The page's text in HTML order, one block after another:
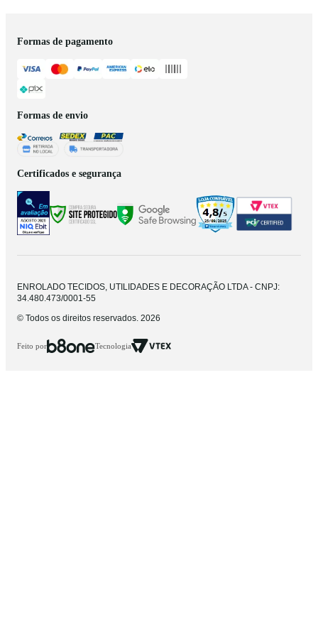
Formas de pagamento
Formas de envio
Certificados e segurança
ENROLADO TECIDOS, UTILIDADES E DECORAÇÃO LTDA - CNPJ:
34.480.473/0001-55
© Todos os direitos reservados. 2026
Feito por Tecnologia